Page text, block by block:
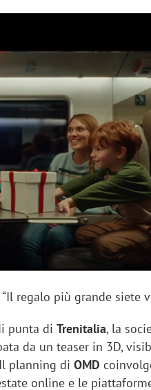
regalo più grande siete
punta diTrenitalia, la
da un teaser in 3D,
Il planning diOMD
online e le
agli eventi: come la
Kicè punta a eliminare
di relazioni"